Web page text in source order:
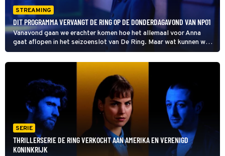
STREAMING
DIT PROGRAMMA VERVANGT DE RING OP DE DONDERDAGAVOND VAN NPO1
Vanavond gaan we erachter komen hoe het allemaal voor Anna
gaat aflopen in het seizoenslot van De Ring. Maar wat kunnen we
daarna kijken op de donderdagavond op NPO1?
SERIE
THRILLERSERIE DE RING VERKOCHT AAN AMERIKA EN VERENIGD
KONINKRIJK